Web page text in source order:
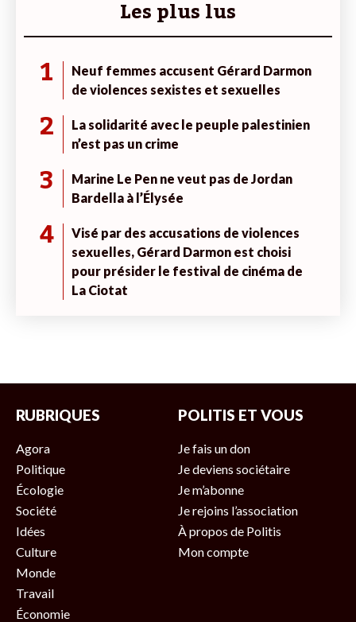
Les plus lus
1
Neuf femmes accusent Gérard Darmon
de violences sexistes et sexuelles
2
La solidarité avec le peuple palestinien
n’est pas un crime
3
Marine Le Pen ne veut pas de Jordan
Bardella à l’Élysée
4
Visé par des accusations de violences
sexuelles, Gérard Darmon est choisi
pour présider le festival de cinéma de
La Ciotat
RUBRIQUES
Agora
Politique
Écologie
Société
Idées
Culture
Monde
Travail
Économie
POLITIS ET VOUS
Je fais un don
Je deviens sociétaire
Je m’abonne
Je rejoins l’association
À propos de Politis
Mon compte